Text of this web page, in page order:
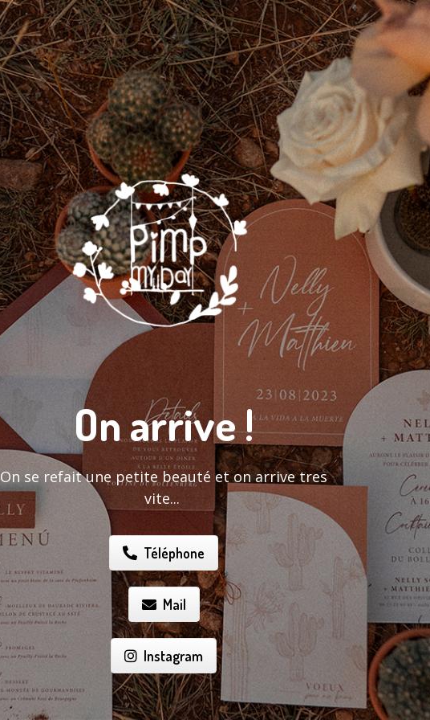
On arrive !
On se refait une petite beauté et on arrive tres
vite...
Téléphone
Mail
Instagram